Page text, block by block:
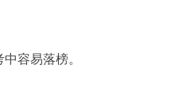
容易落榜。